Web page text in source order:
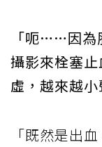
「呃……因為
攝影來栓塞
虛，越來越小
「既然是出